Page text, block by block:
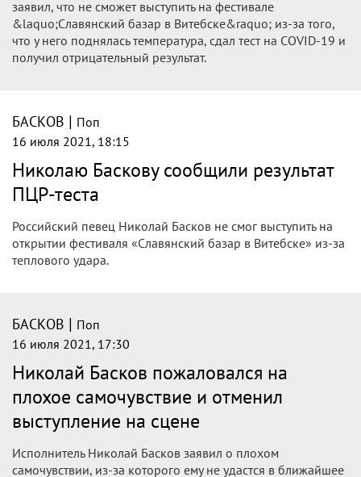
БАСКОВ|Поп
Николай Басков получил в Беларуси
тепловой удар
не в состоянии выступать на сцене.
БАСКОВ|Поп
16 июля 2021, 20:10
Стало известно о состоянии Баскова
после отмены выступления в Витебске